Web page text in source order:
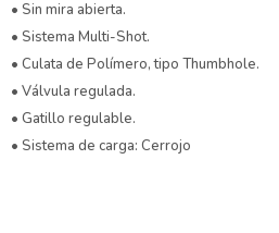
• Sin mira abierta.
• Sistema Multi-Shot.
• Culata de Polímero, tipo Thumbhole.
• Válvula regulada.
• Gatillo regulable.
• Sistema de carga: Cerrojo